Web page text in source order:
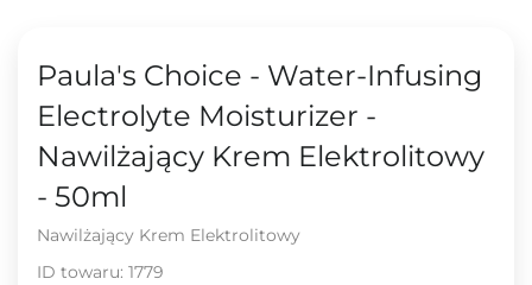
Paula's Choice - Water-Infusing
Electrolyte Moisturizer -
Nawilżający Krem Elektrolitowy
- 50ml
Nawilżający Krem Elektrolitowy
ID towaru: 1779